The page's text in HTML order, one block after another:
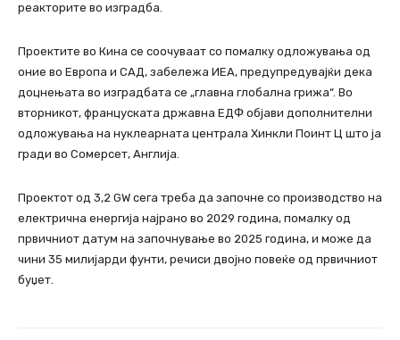
реакторите во изградба.
Проектите во Кина се соочуваат со помалку одложувања од
оние во Европа и САД, забележа ИЕА, предупредувајќи дека
доцнењата во изградбата се „главна глобална грижа“. Во
вторникот, француската државна ЕДФ објави дополнителни
одложувања на нуклеарната централа Хинкли Поинт Ц што ја
гради во Сомерсет, Англија.
Проектот од 3,2 GW сега треба да започне со производство на
електрична енергија најрано во 2029 година, помалку од
првичниот датум на започнување во 2025 година, и може да
чини 35 милијарди фунти, речиси двојно повеќе од првичниот
буџет.